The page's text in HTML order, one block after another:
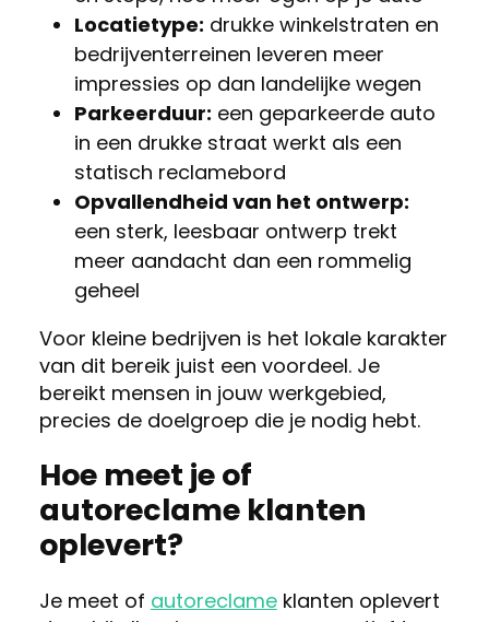
Locatietype: drukke winkelstraten en
bedrijventerreinen leveren meer
impressies op dan landelijke wegen
Parkeerduur: een geparkeerde auto
in een drukke straat werkt als een
statisch reclamebord
Opvallendheid van het ontwerp:
een sterk, leesbaar ontwerp trekt
meer aandacht dan een rommelig
geheel
Voor kleine bedrijven is het lokale karakter
van dit bereik juist een voordeel. Je
bereikt mensen in jouw werkgebied,
precies de doelgroep die je nodig hebt.
Hoe meet je of
autoreclame klanten
oplevert?
Je meet of autoreclameklanten oplevert